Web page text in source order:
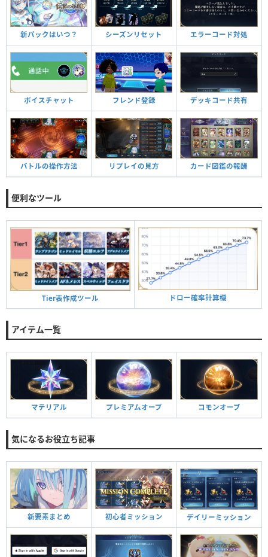
新パックはいつ？ シーズンリセット エラーコード対処
ボイスチャット フレンド登録 デッキコード共有
バトルの操作方法 リプレイの見方 カード図鑑の報酬
便利なツール
Tier表作成ツール ドロー確率計算機
アイテム一覧
マテリアル プレミアムオーブ コモンオーブ
気になるお役立ち記事
新要素まとめ 初心者ミッション デイリーミッション